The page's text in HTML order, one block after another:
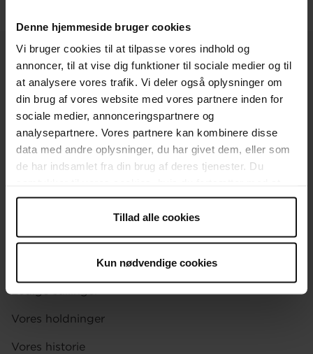
Denne hjemmeside bruger cookies
Vi bruger cookies til at tilpasse vores indhold og
annoncer, til at vise dig funktioner til sociale medier og til
at analysere vores trafik. Vi deler også oplysninger om
din brug af vores website med vores partnere inden for
sociale medier, annonceringspartnere og
analysepartnere. Vores partnere kan kombinere disse
data med andre oplysninger, du har givet dem, eller som
de har indsamlet fra din brug af deres tjenester. Du
anvende vores hjemmeside.
Tillad alle cookies
Kun nødvendige cookies
KONTAKT
Brug for hjælp
Presse
OM OS
Ledige stillinger
Vores holdninger
Vores historie